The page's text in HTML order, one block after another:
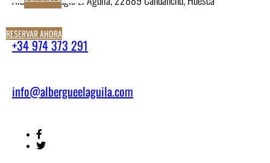
RESERVAR AHORA
+34 974 373 291
info@albergueelaguila.com